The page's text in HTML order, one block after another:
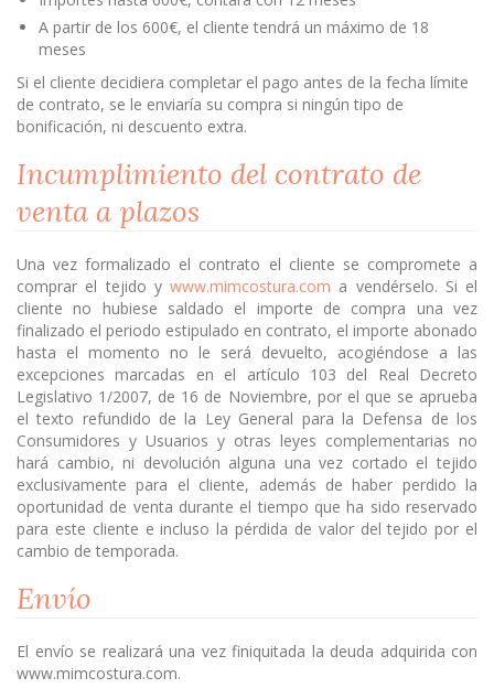
A partir de los 600€, el cliente tendrá un máximo de 18
meses
Si el cliente decidiera completar el pago antes de la fecha límite
de contrato, se le enviaría su compra si ningún tipo de
bonificación, ni descuento extra.
Incumplimiento del contrato de
venta a plazos
Una vez formalizado el contrato el cliente se compromete a
comprar el tejido y www.mimcostura.com a vendérselo. Si el
cliente no hubiese saldado el importe de compra una vez
finalizado el periodo estipulado en contrato, el importe abonado
hasta el momento no le será devuelto, acogiéndose a las
excepciones marcadas en el artículo 103 del Real Decreto
Legislativo 1/2007, de 16 de Noviembre, por el que se aprueba
el texto refundido de la Ley General para la Defensa de los
Consumidores y Usuarios y otras leyes complementarias no
hará cambio, ni devolución alguna una vez cortado el tejido
exclusivamente para el cliente, además de haber perdido la
oportunidad de venta durante el tiempo que ha sido reservado
para este cliente e incluso la pérdida de valor del tejido por el
cambio de temporada.
Envío
El envío se realizará una vez finiquitada la deuda adquirida con
www.mimcostura.com.